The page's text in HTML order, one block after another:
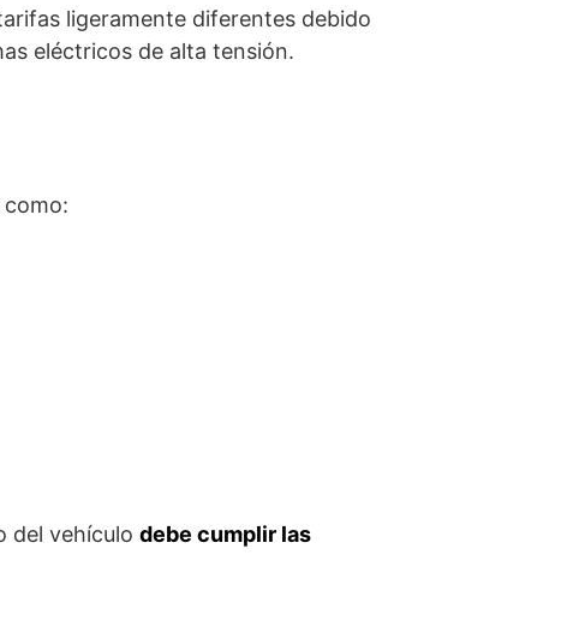
ligeramente diferentes debido
eléctricos de alta tensión.
del vehículo debe cumplir las